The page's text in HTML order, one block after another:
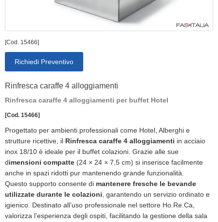
[Cod. 15466]
Richiedi Preventivo
Rinfresca caraffe 4 alloggiamenti
Rinfresca caraffe 4 alloggiamenti per buffet Hotel
[Cod. 15466]
Progettato per ambienti professionali come Hotel, Alberghi e
strutture ricettive, il Rinfresca caraffe 4 alloggiamenti in acciaio
inox 18/10 è ideale per il buffet colazioni. Grazie alle sue
dimensioni compatte (24 × 24 × 7,5 cm) si inserisce facilmente
anche in spazi ridotti pur mantenendo grande funzionalità.
Questo supporto consente di mantenere fresche le bevande
utilizzate durante le colazioni, garantendo un servizio ordinato e
igienico. Destinato all’uso professionale nel settore Ho.Re.Ca,
valorizza l’esperienza degli ospiti, facilitando la gestione della sala